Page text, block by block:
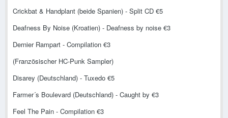
Crickbat & Handplant (beide Spanien) - Split CD €5
Deafness By Noise (Kroatien) - Deafness by noise €3
Dernier Rampart - Compilation €3
(Französischer HC-Punk Sampler)
Disarey (Deutschland) - Tuxedo €5
Farmer´s Boulevard (Deutschland) - Caught by €3
Feel The Pain - Compilation €3